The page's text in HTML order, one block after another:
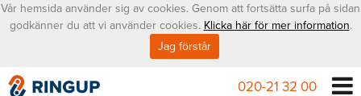
020-21 32 00
Vår hemsida använder sig av cookies. Genom att fortsätta surfa på sidan
godkänner du att vi använder cookies. Klicka här för mer information.
Jag förstår